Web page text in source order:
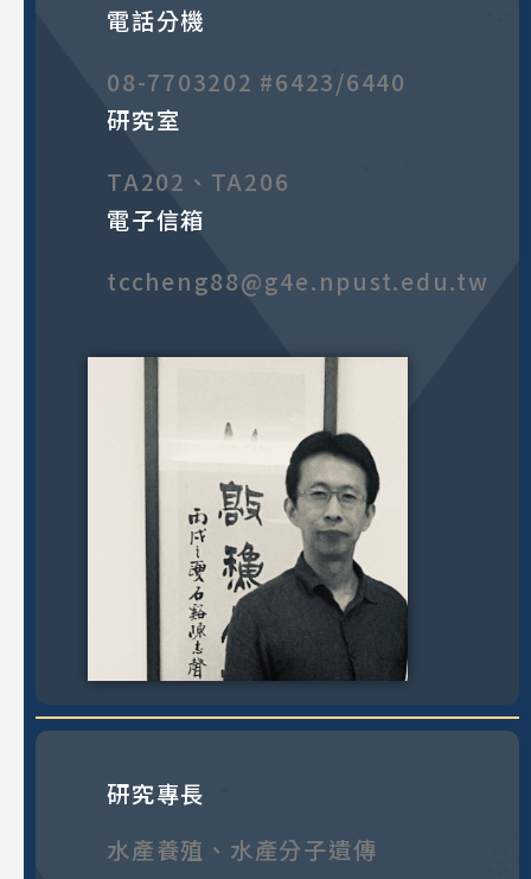
電話分機
08-7703202 #6423/6440
研究室
TA202、TA206
電子信箱
tccheng88@g4e.npust.edu.tw
研究專長
水產養殖、水產分子遺傳